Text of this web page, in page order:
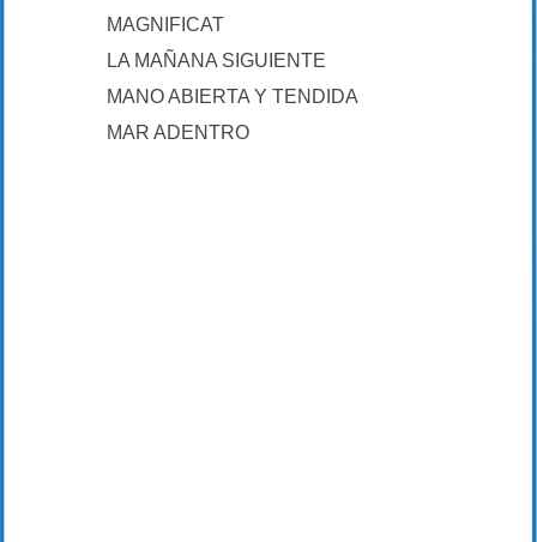
MAGNIFICAT
LA MAÑANA SIGUIENTE
MANO ABIERTA Y TENDIDA
MAR ADENTRO